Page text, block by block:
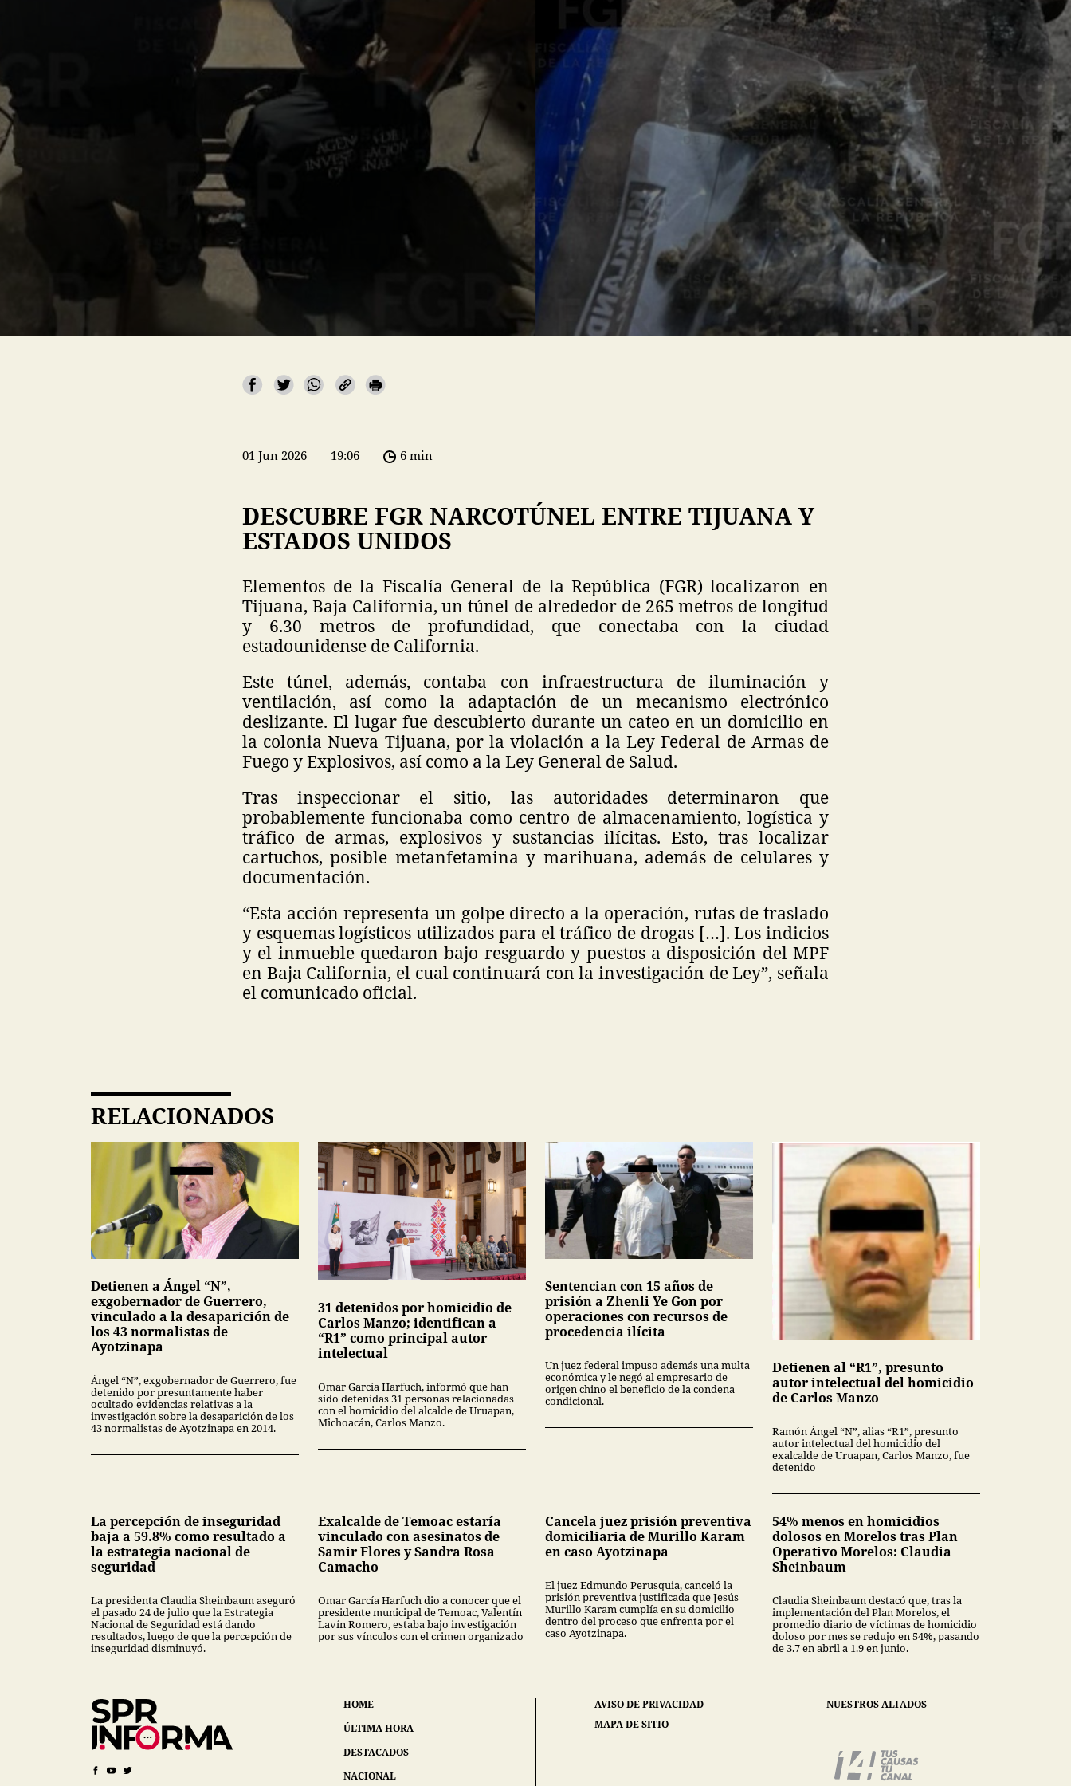
01 Jun 2026 19:06 6 min
DESCUBRE FGR NARCOTÚNEL ENTRE TIJUANA Y
ESTADOS UNIDOS
Elementos de la Fiscalía General de la República (FGR) localizaron en
Tijuana, Baja California, un túnel de alrededor de 265 metros de longitud
y 6.30 metros de profundidad, que conectaba con la ciudad
estadounidense de California.
Este túnel, además, contaba con infraestructura de iluminación y
ventilación, así como la adaptación de un mecanismo electrónico
deslizante. El lugar fue descubierto durante un cateo en un domicilio en
la colonia Nueva Tijuana, por la violación a la Ley Federal de Armas de
Fuego y Explosivos, así como a la Ley General de Salud.
Tras inspeccionar el sitio, las autoridades determinaron que
probablemente funcionaba como centro de almacenamiento, logística y
tráfico de armas, explosivos y sustancias ilícitas. Esto, tras localizar
cartuchos, posible metanfetamina y marihuana, además de celulares y
documentación.
“Esta acción representa un golpe directo a la operación, rutas de traslado
y esquemas logísticos utilizados para el tráfico de drogas […]. Los indicios
y el inmueble quedaron bajo resguardo y puestos a disposición del MPF
en Baja California, el cual continuará con la investigación de Ley”, señala
el comunicado oficial.
RELACIONADOS
Detienen a Ángel “N”,
exgobernador de Guerrero,
vinculado a la desaparición de
los 43 normalistas de
Ayotzinapa
Ángel “N”, exgobernador de Guerrero, fue
detenido por presuntamente haber
ocultado evidencias relativas a la
investigación sobre la desaparición de los
43 normalistas de Ayotzinapa en 2014.
31 detenidos por homicidio de
Carlos Manzo; identifican a
“R1” como principal autor
intelectual
Omar García Harfuch, informó que han
sido detenidas 31 personas relacionadas
con el homicidio del alcalde de Uruapan,
Michoacán, Carlos Manzo.
Sentencian con 15 años de
prisión a Zhenli Ye Gon por
operaciones con recursos de
procedencia ilícita
Un juez federal impuso además una multa
económica y le negó al empresario de
origen chino el beneficio de la condena
condicional.
Detienen al “R1”, presunto
autor intelectual del homicidio
de Carlos Manzo
Ramón Ángel “N”, alias “R1”, presunto
autor intelectual del homicidio del
exalcalde de Uruapan, Carlos Manzo, fue
detenido
La percepción de inseguridad
baja a 59.8% como resultado a
la estrategia nacional de
seguridad
La presidenta Claudia Sheinbaum aseguró
el pasado 24 de julio que la Estrategia
Nacional de Seguridad está dando
resultados, luego de que la percepción de
inseguridad disminuyó.
Exalcalde de Temoac estaría
vinculado con asesinatos de
Samir Flores y Sandra Rosa
Camacho
Omar García Harfuch dio a conocer que el
presidente municipal de Temoac, Valentín
Lavín Romero, estaba bajo investigación
por sus vínculos con el crimen organizado
Cancela juez prisión preventiva
domiciliaria de Murillo Karam
en caso Ayotzinapa
El juez Edmundo Perusquia, canceló la
prisión preventiva justificada que Jesús
Murillo Karam cumplía en su domicilio
dentro del proceso que enfrenta por el
caso Ayotzinapa.
54% menos en homicidios
dolosos en Morelos tras Plan
Operativo Morelos: Claudia
Sheinbaum
Claudia Sheinbaum destacó que, tras la
implementación del Plan Morelos, el
promedio diario de víctimas de homicidio
doloso por mes se redujo en 54%, pasando
de 3.7 en abril a 1.9 en junio.
HOME
ÚLTIMA HORA
DESTACADOS
NACIONAL
AVISO DE PRIVACIDAD
MAPA DE SITIO
NUESTROS ALIADOS